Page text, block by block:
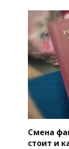
Смена
стоит и